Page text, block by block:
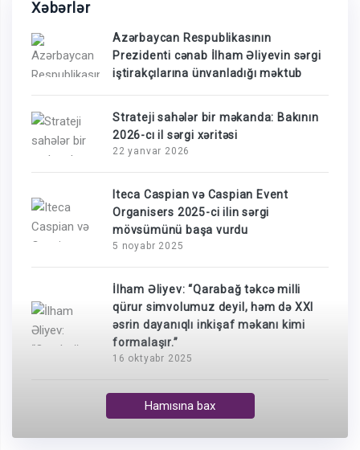
Xəbərlər
Azərbaycan Respublikasının
Prezidenti cənab İlham Əliyevin sərgi
iştirakçılarına ünvanladığı məktub
Strateji sahələr bir məkanda: Bakının
2026-cı il sərgi xəritəsi
22 yanvar 2026
Iteca Caspian və Caspian Event
Organisers 2025-ci ilin sərgi
mövsümünü başa vurdu
5 noyabr 2025
İlham Əliyev: “Qarabağ təkcə milli
qürur simvolumuz deyil, həm də XXI
əsrin dayanıqlı inkişaf məkanı kimi
formalaşır.”
16 oktyabr 2025
Hamısına bax